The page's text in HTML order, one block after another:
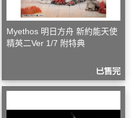
Myethos 明日方舟 新約能天使
精英二Ver 1/7 附特典
已售完